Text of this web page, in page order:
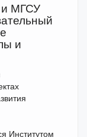
и МГСУ
и
Институтом